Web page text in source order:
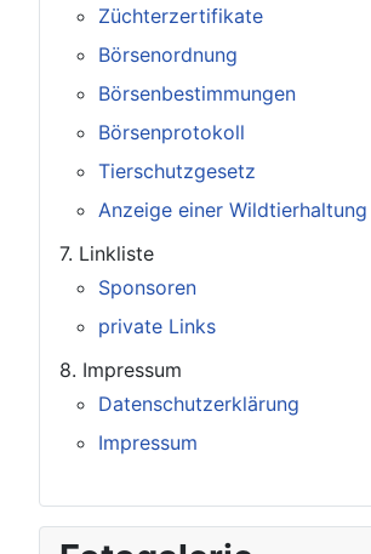
Züchterzertifikate
Börsenordnung
Börsenbestimmungen
Börsenprotokoll
Tierschutzgesetz
Anzeige einer Wildtierhaltung
7. Linkliste
Sponsoren
private Links
8. Impressum
Datenschutzerklärung
Impressum